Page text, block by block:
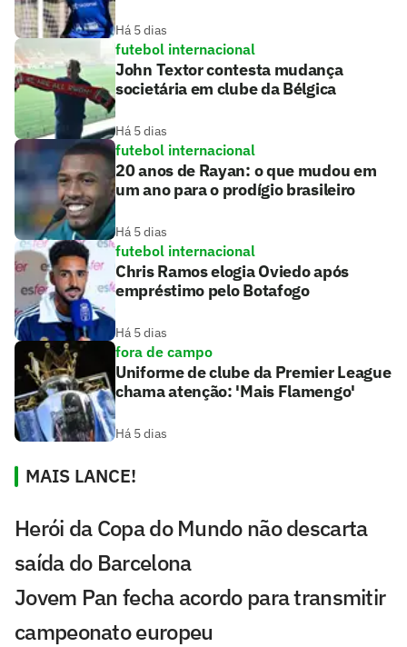
Há 5 dias
futebol internacional
John Textor contesta mudança
societária em clube da Bélgica
Há 5 dias
futebol internacional
20 anos de Rayan: o que mudou em
um ano para o prodígio brasileiro
Há 5 dias
futebol internacional
Chris Ramos elogia Oviedo após
empréstimo pelo Botafogo
Há 5 dias
fora de campo
Uniforme de clube da Premier League
chama atenção: 'Mais Flamengo'
Há 5 dias
MAIS LANCE!
Herói da Copa do Mundo não descarta
saída do Barcelona
Jovem Pan fecha acordo para transmitir
campeonato europeu